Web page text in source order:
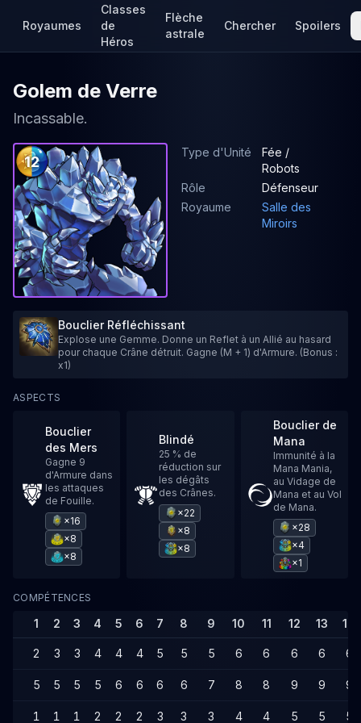
Royaumes
Classes
de
Héros
Flèche
astrale
Chercher Spoilers
Golem de Verre
Incassable.
12
Type d'Unité
Fée /
Robots
Rôle
Défenseur
Royaume
Salle des
Miroirs
Bouclier Réfléchissant
Explose une Gemme. Donne un Reflet à un Allié au hasard
pour chaque Crâne détruit. Gagne (M + 1) d'Armure. (Bonus :
x1)
ASPECTS
Bouclier
des Mers
Gagne 9
d'Armure dans
les attaques
de Fouille.
×16
×8
×8
Blindé
25 % de
réduction sur
les dégâts
des Crânes.
×22
×8
×8
Bouclier de
Mana
Immunité à la
Mana Mania,
au Vidage de
Mana et au Vol
de Mana.
×28
×4
×1
COMPÉTENCES
1 2 3 4 5 6 7 8 9 10 11 12 13 14
2 3 3 4 4 4 5 5 5 6 6 6 6 6
5 5 5 5 6 6 6 6 7 8 8 9 9 9
1 1 1 2 2 2 3 3 3 4 4 5 5 5